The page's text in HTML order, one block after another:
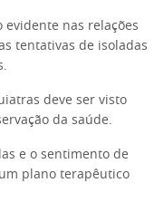
nas relações
tentativas de isoladas
deve ser visto
da saúde.
e o sentimento de
plano terapêutico